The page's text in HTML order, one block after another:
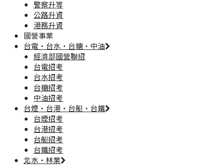
警察升等
公路升資
港務升資
國營事業
台電·台水·台糖·中油
經濟部國營聯招
台電招考
台水招考
台糖招考
中油招考
台煙·台港·台船·台鐵
台煙招考
台港招考
台船招考
台鐵招考
北水·林業